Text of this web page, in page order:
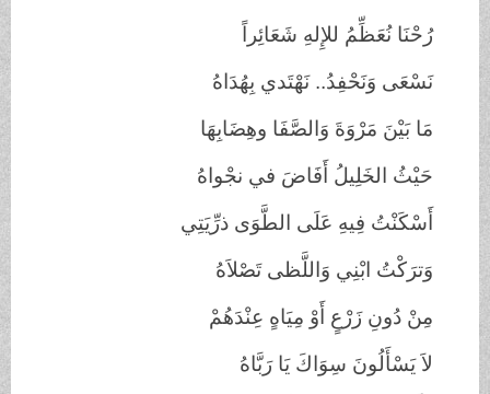
رُحْنَا نُعَظِّمُ للإِلهِ شَعَائِراً
نَسْعَى وَنَحْفِدُ.. نَهْتَدي بِهُدَاهُ
مَا بَيْنَ مَرْوَةَ وَالصَّفَا وهِضَابِهَا
حَيْثُ الخَلِيلُ أَفَاضَ في نجْواهُ
أَسْكَنْتُ فِيهِ عَلَى الطَّوَى ذرِّيَتِي
وَترَكْتُ ابْنِي وَاللَّظى تَصْلاَهُ
مِنْ دُونِ زَرْعٍ أَوْ مِيَاهٍ عِنْدَهُمْ
لاَ يَسْأَلُونَ سِوَاكَ يَا رَبَّاهُ